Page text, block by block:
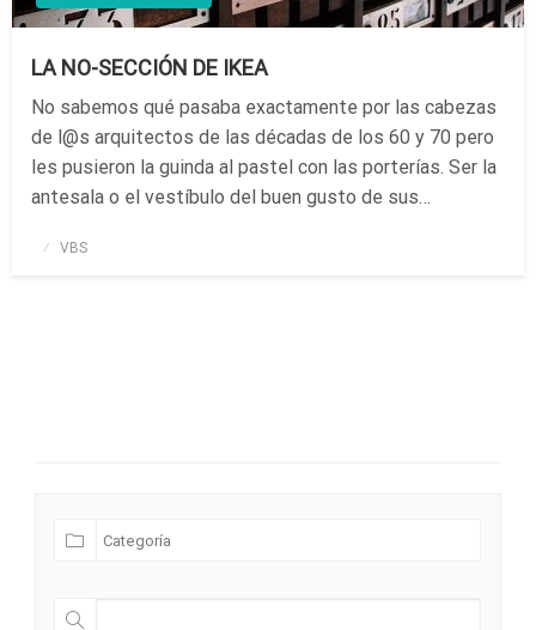
LA NO-SECCIÓN DE IKEA
No sabemos qué pasaba exactamente por las cabezas
de l@s arquitectos de las décadas de los 60 y 70 pero
les pusieron la guinda al pastel con las porterías. Ser la
antesala o el vestíbulo del buen gusto de sus…
Publicado
VBS